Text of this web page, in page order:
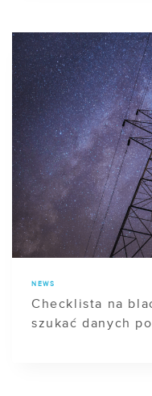
NEWS
Checklista na
szukać danych